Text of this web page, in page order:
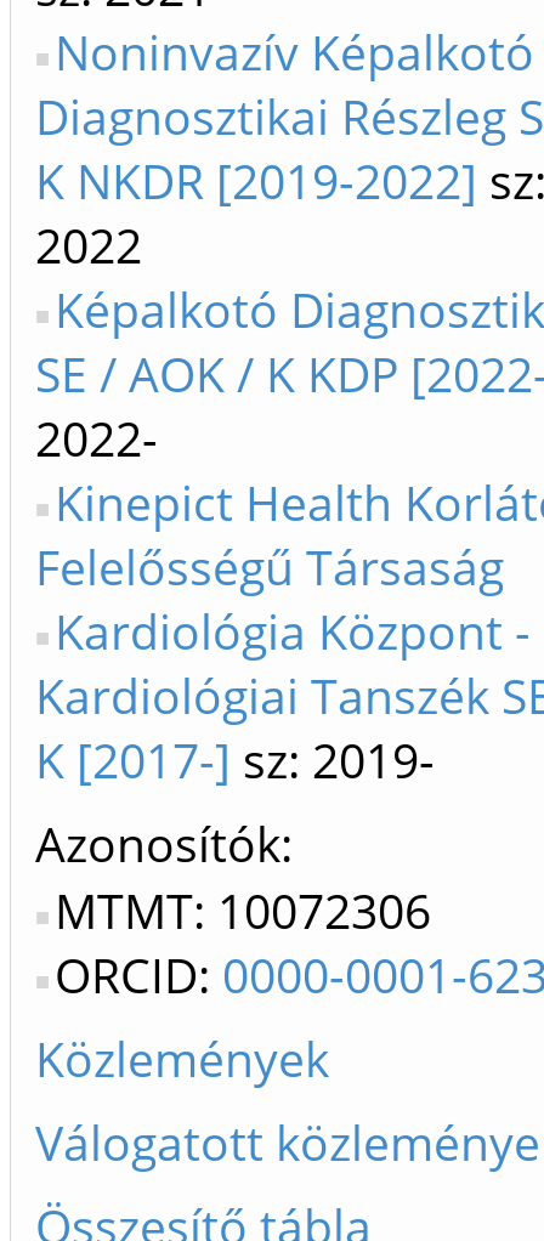
Noninvazív Képalkotó
Diagnosztikai Részleg
K NKDR [2019-2022]
2022
Képalkotó
SE / AOK / K KDP
2022-
Kinepict Health
Felelősségű Társaság
Kardiológia Központ -
Kardiológiai Tanszék
K [2017-] sz: 2019-
Azonosítók
MTMT: 10072306
ORCID: 0000-0001-
Közlemények
Válogatott
Összesítő tábla